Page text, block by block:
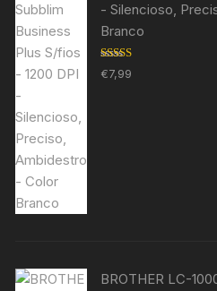
- Silencioso,
Branco
Avaliação
5.00de 5
€7,99
BROTHER LC-